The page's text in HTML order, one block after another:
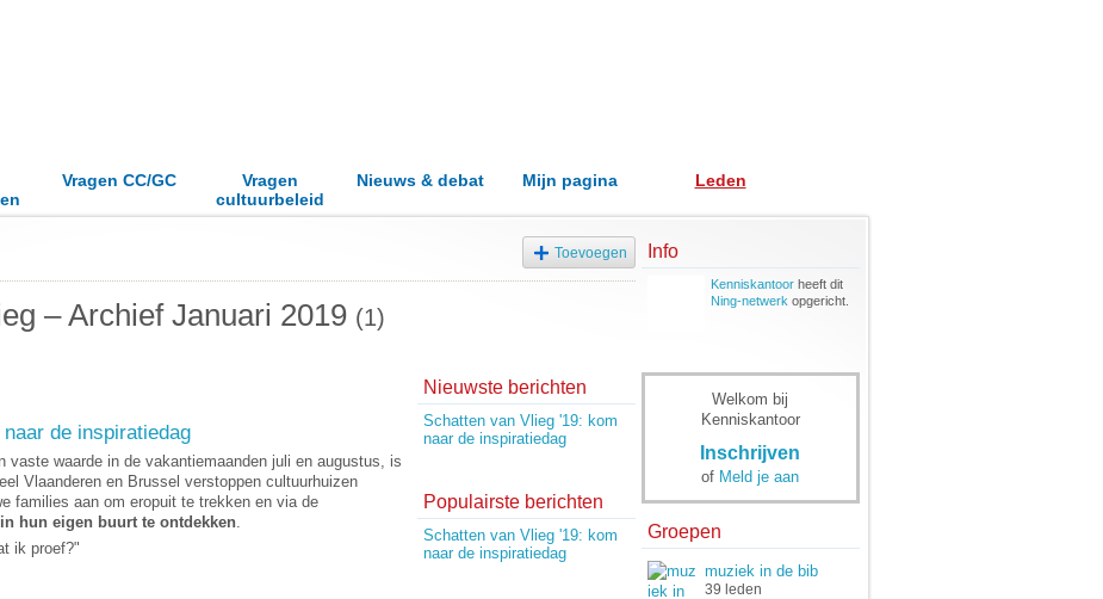
Vragen CC/GC
Vragen
cultuurbeleid
Nieuws & debat Mijn pagina Leden
Toevoegen
– Archief Januari 2019 (1)
de inspiratiedag
vaste waarde in de vakantiemaanden juli en augustus, is
Vlaanderen en Brussel verstoppen cultuurhuizen
families aan om eropuit te trekken en via de
hun eigen buurt te ontdekken.
ik proef?"
Nieuwste berichten
Schatten van Vlieg '19: kom
naar de inspiratiedag
Populairste berichten
Schatten van Vlieg '19: kom
naar de inspiratiedag
Info
Kenniskantoorheeft dit
Ning-netwerk opgericht.
Welkom bij
Kenniskantoor
Inschrijven
of Meld je aan
Groepen
muziek in de bib
39 leden